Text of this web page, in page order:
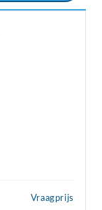
Vraagprijs